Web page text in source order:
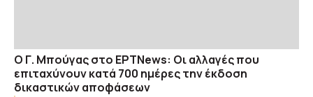
Ο Γ. Μπούγας στο ΕΡΤΝews: Οι αλλαγές που
επιταχύνουν κατά 700 ημέρες την έκδοση
δικαστικών αποφάσεων